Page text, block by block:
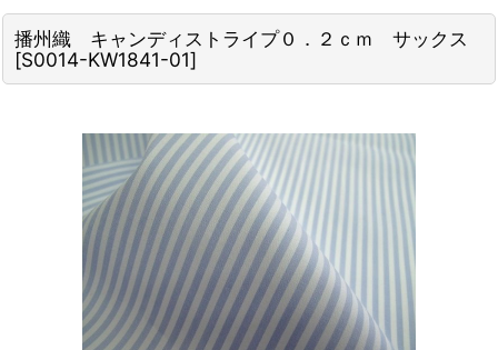
播州織 キャンディストライプ０．２ｃｍ サックス
[S0014-KW1841-01]